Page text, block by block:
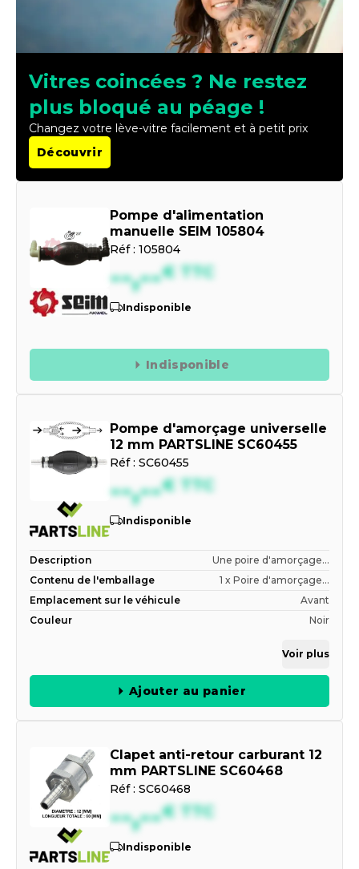
Vitres coincées ? Ne restez
plus bloqué au péage !
Changez votre lève-vitre facilement et à petit prix
Découvrir
Pompe d'alimentation
manuelle SEIM 105804
Réf : 105804
--,--€ TTC
Indisponible
Indisponible
Pompe d'amorçage universelle
12 mm PARTSLINE SC60455
Réf : SC60455
--,--€ TTC
Indisponible
Description
Une poire d'amorçage...
Contenu de l'emballage
1 x Poire d'amorçage...
Emplacement sur le véhicule
Avant
Couleur
Noir
Voir plus
Ajouter au panier
Clapet anti-retour carburant 12
mm PARTSLINE SC60468
Réf : SC60468
--,--€ TTC
Indisponible